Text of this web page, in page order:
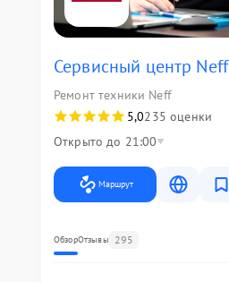
Сервисный центр Neff
Ремонт техники Neff
5,0235 оценки
Открыто до 21:00
Маршрут
ОбзорОтзывы 295